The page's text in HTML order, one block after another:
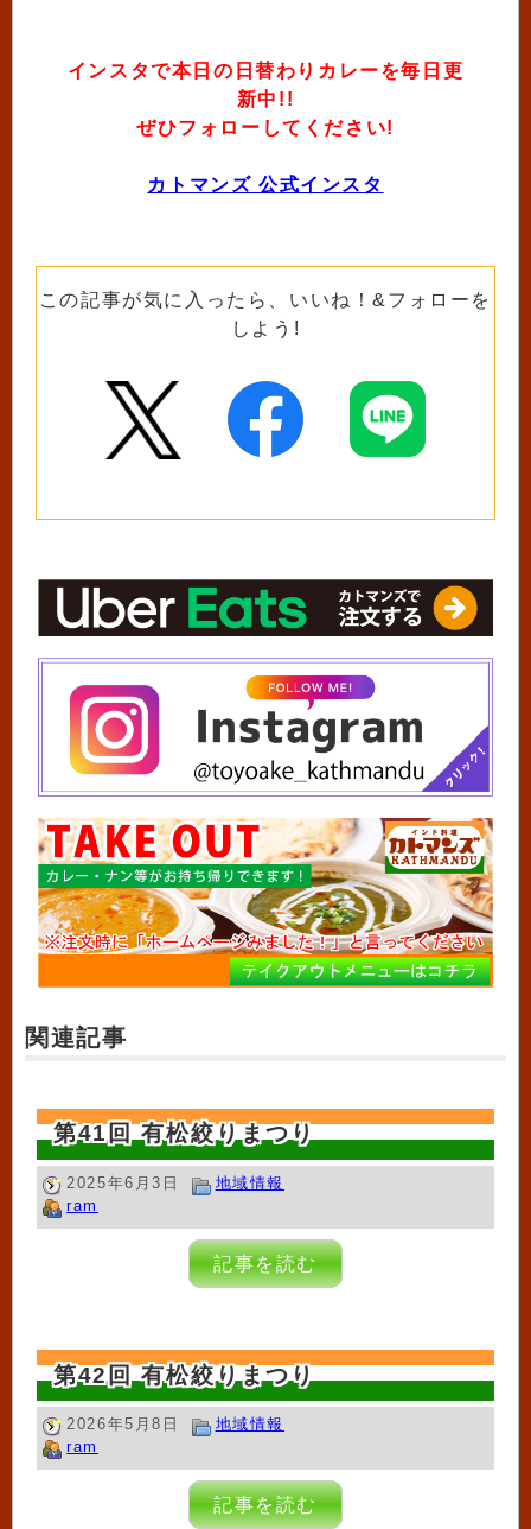
インスタで本日の日替わりカレーを毎日更
新中!!
ぜひフォローしてください!
カトマンズ 公式インスタ
この記事が気に入ったら、いいね！&フォローを
しよう!
関連記事
第41回 有松絞りまつり
2025年6月3日
地域情報
ram
記事を読む
第42回 有松絞りまつり
2026年5月8日
地域情報
ram
記事を読む